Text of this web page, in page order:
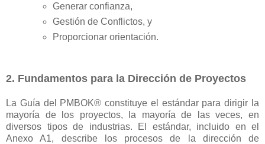
Generar confianza,
Gestión de Conflictos, y
Proporcionar orientación.
2. Fundamentos para la Dirección de Proyectos
La Guía del PMBOK® constituye el estándar para dirigir la
mayoría de los proyectos, la mayoría de las veces, en
diversos tipos de industrias. El estándar, incluido en el
Anexo A1, describe los procesos de la dirección de